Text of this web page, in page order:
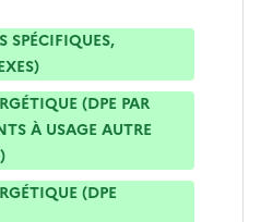
(DPE PAR
À USAGE AUTRE
(DPE